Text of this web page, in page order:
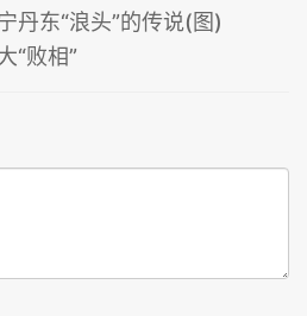
丹东“浪头”的传说(图)
“败相”